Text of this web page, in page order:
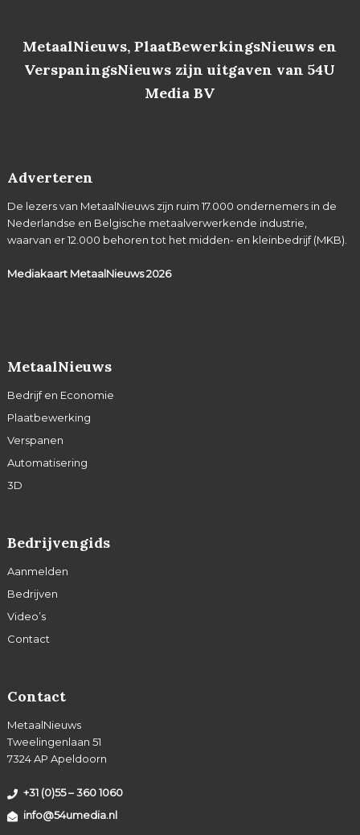
MetaalNieuws, PlaatBewerkingsNieuws en
VerspaningsNieuws zijn uitgaven van 54U
Media BV
Adverteren
De lezers van MetaalNieuws zijn ruim 17.000 ondernemers in de
Nederlandse en Belgische metaalverwerkende industrie,
waarvan er 12.000 behoren tot het midden- en kleinbedrijf (MKB).
Mediakaart MetaalNieuws2026
MetaalNieuws
Bedrijf en Economie
Plaatbewerking
Verspanen
Automatisering
3D
Bedrijvengids
Aanmelden
Bedrijven
Video’s
Contact
Contact
MetaalNieuws
Tweelingenlaan 51
7324 AP Apeldoorn
+31 (0)55 – 360 1060
info@54umedia.nl